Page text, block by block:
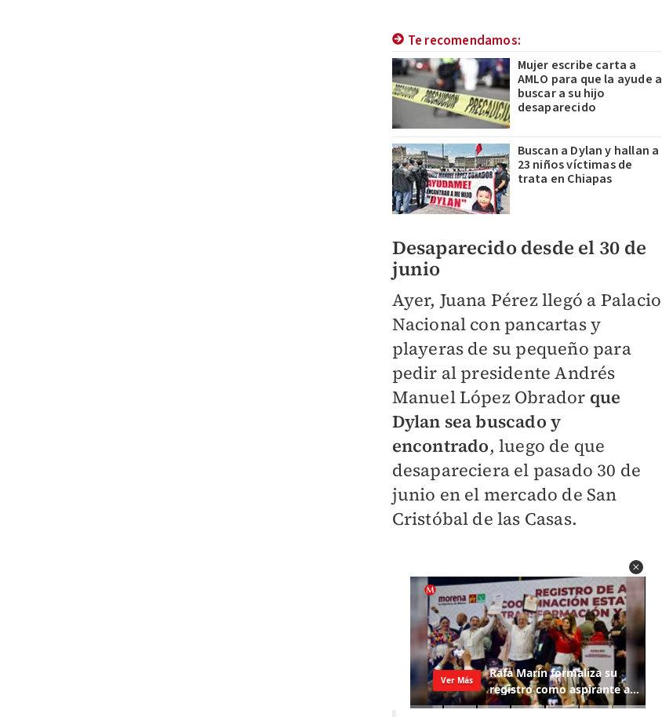
Te recomendamos:
Mujer escribe carta a
AMLO para que la ayude a
buscar a su hijo
desaparecido
Buscan a Dylan y hallan a
23 niños víctimas de
trata en Chiapas
Desaparecido desde el 30 de
junio
Ayer, Juana Pérez llegó a Palacio
Nacional con pancartas y
playeras de su pequeño para
pedir al presidente Andrés
Manuel López Obrador que
Dylan sea buscado y
encontrado, luego de que
desapareciera el pasado 30 de
junio en el mercado de San
Cristóbal de las Casas.